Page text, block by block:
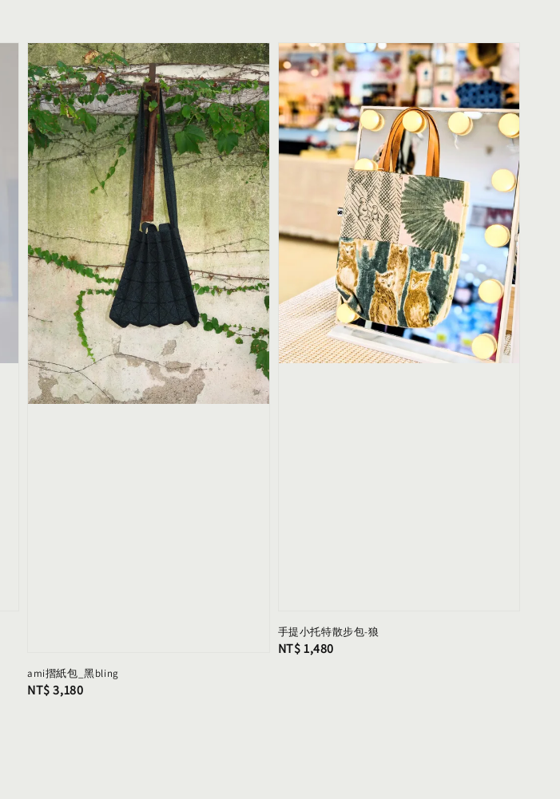
ami摺紙包_黑bling
Regular
NT$ 3,180
手提小托特散步包-狼
Regular
NT$ 1,480